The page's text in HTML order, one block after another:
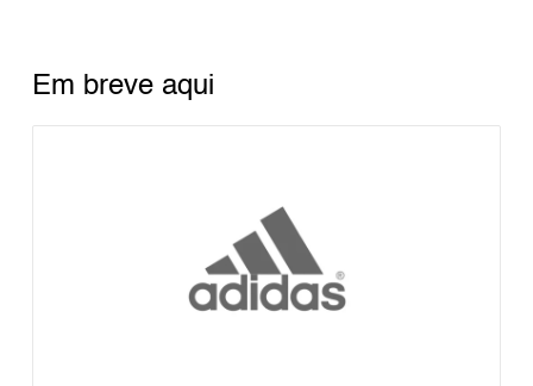
Em breve aqui